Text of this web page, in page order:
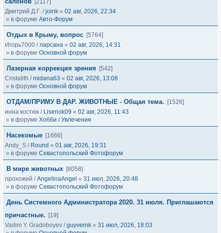
[2117]
Дмитрий Д.Г. /joink « 02 авг, 2026, 22:34
» в форуме Авто-Форум
Отдых в Крыму, вопрос [5764]
Игорь7000 /ларсана « 02 авг, 2026, 14:31
» в форуме Основной форум
Лазерная коррекция зрения
[542]
Cristalith /midana63 « 02 авг, 2026, 13:08
» в форуме Основной форум
ОТДАМ/ПРИМУ В ДАР. ЖИВОТНЫЕ - Общая тема.
[1526]
инна костюк / Lisenok09 « 02 авг, 2026, 11:43
» в форуме Хобби / Увлечения
Насекомые [1666]
Andy_S / Round « 01 авг, 2026, 19:31
» в форуме Севастопольский Фотофорум
В мире животных [8058]
прохожий /AngelinaAngel « 31 июл, 2026, 20:48
» в форуме Севастопольский Фотофорум
День Системного Администратора 2020. 31 июля. Приглашаются
причастные.
[19]
Vadim Y. Gradoboyev /guyvernk « 31 июл, 2026, 18:03